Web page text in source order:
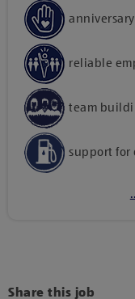
reliable
team
support for
vagy
Share this job